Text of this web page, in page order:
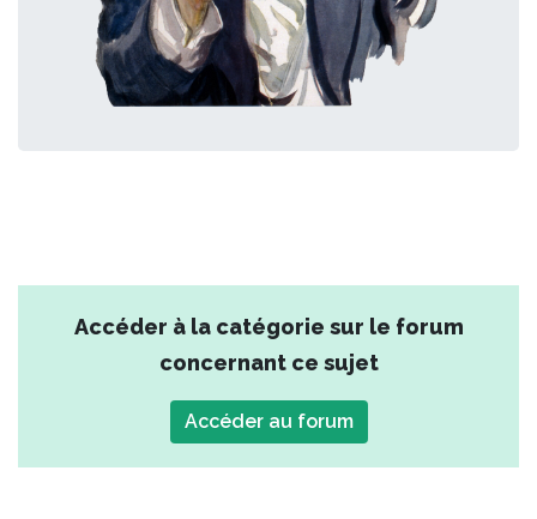
Accéder à la catégorie sur le forum
concernant ce sujet
Accéder au forum